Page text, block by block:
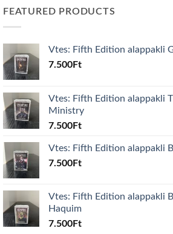
FEATURED PRODUCTS
Vtes: Fifth Edition alappakli
7.500Ft
Vtes: Fifth Edition alappakli
Ministry
7.500Ft
Vtes: Fifth Edition alappakli
7.500Ft
Vtes: Fifth Edition alappakli
Haquim
7.500Ft